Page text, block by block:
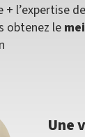
l’expertise
obtenez le
Une